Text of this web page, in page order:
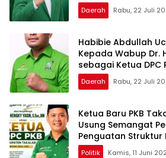
Daerah Rabu, 22 Juli
Habibie Abdullah
Kepada Wabup Dr.
sebagai Ketua DPC
Periode 2026–2031
Daerah Rabu, 22 Juli
Ketua Baru PKB
Usung Semangat
Penguatan Struktur
Politik Kamis, 11 Juni